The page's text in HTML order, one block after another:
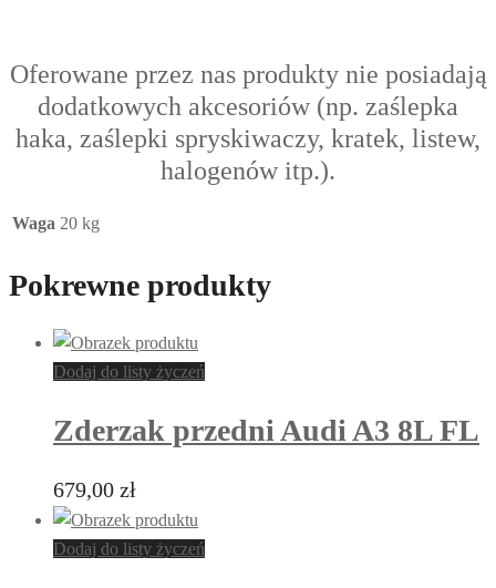
Oferowane przez nas produkty nie posiadają
dodatkowych akcesoriów (np. zaślepka
haka, zaślepki spryskiwaczy, kratek, listew,
halogenów itp.).
Waga 20 kg
Pokrewne produkty
Dodaj do listy życzeń
Zderzak przedni Audi A3 8L FL
679,00 zł
Dodaj do listy życzeń